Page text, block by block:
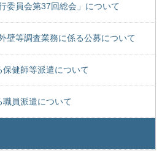
委員会第37回総会」について
壁等調査業務に係る公募について
健師等派遣について
員派遣について